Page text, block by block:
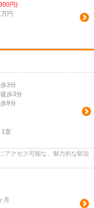
円)
円
歩3分
徒歩3分
歩9分
1室
アクセス可能な、魅力的な駅近
月